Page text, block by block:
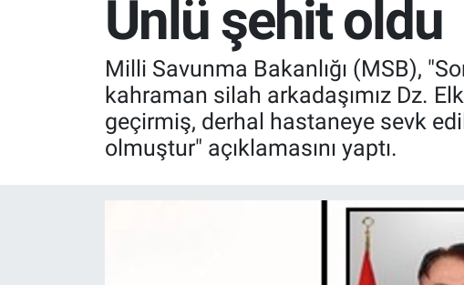
Ünlü şehit oldu
Milli Savunma Bakanlığı (MSB),
kahraman silah arkadaşımız Dz.
geçirmiş, derhal hastaneye sevk
olmuştur" açıklamasını yaptı.
Röportaj
Video Galeri